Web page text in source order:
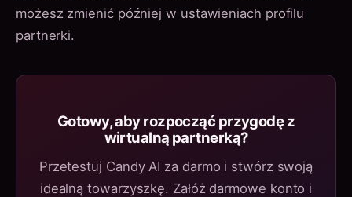
możesz zmienić później w ustawieniach profilu
partnerki.
Gotowy, aby rozpocząć przygodę z
wirtualną partnerką?
Przetestuj Candy AI za darmo i stwórz swoją
idealną towarzyszkę. Załóż darmowe konto i